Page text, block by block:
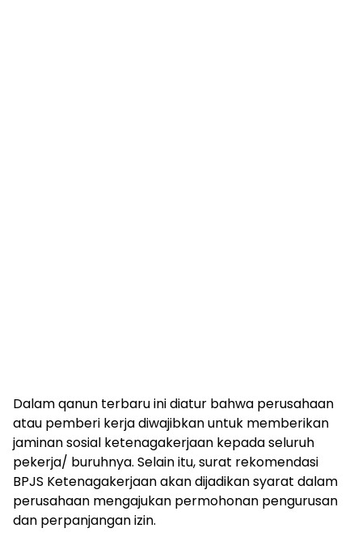
Dalam qanun terbaru ini diatur bahwa perusahaan
atau pemberi kerja diwajibkan untuk memberikan
jaminan sosial ketenagakerjaan kepada seluruh
pekerja/ buruhnya. Selain itu, surat rekomendasi
BPJS Ketenagakerjaan akan dijadikan syarat dalam
perusahaan mengajukan permohonan pengurusan
dan perpanjangan izin.